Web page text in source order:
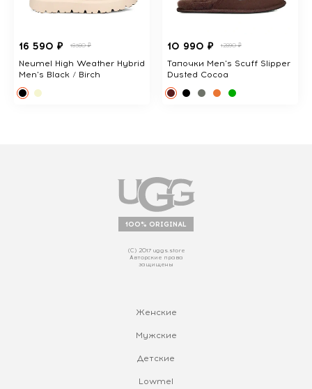
16 590 ₽ 18380 ₽
Neumel High Weather Hybrid
Men's Black / Birch
10 990 ₽ 12890 ₽
Тапочки Men's Scuff Slipper
Dusted Cocoa
100% ORIGINAL
(С) 2017 uggs.store
Авторские права
защищены
Женские
Мужские
Детские
Lowmel